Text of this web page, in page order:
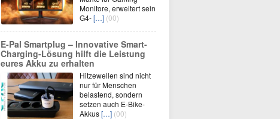
Monitore, erweitert sein
G4-[…] (00)
E-Pal Smartplug – Innovative Smart-
Charging-Lösung hilft die Leistung
eures Akku zu erhalten
Hitzewellen sind nicht
nur für Menschen
belastend, sondern
setzen auch E-Bike-
Akkus[…] (00)